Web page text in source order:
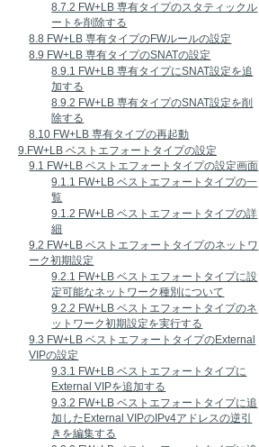
8.7.2 FW+LB 専有タイプのスタティックル
ートを削除する
8.8 FW+LB 専有タイプのFWルールの設定
8.9 FW+LB 専有タイプのSNATの設定
8.9.1 FW+LB 専有タイプにSNAT設定を追
加する
8.9.2 FW+LB 専有タイプのSNAT設定を削
除する
8.10 FW+LB 専有タイプの再起動
9.FW+LB ベストエフォートタイプの設定
9.1 FW+LB ベストエフォートタイプの設定画面
9.1.1 FW+LB ベストエフォートタイプの一
覧
9.1.2 FW+LB ベストエフォートタイプの詳
細
9.2 FW+LB ベストエフォートタイプのネットワ
ーク初期設定
9.2.1 FW+LB ベストエフォートタイプに設
定可能なネットワーク種別について
9.2.2 FW+LB ベストエフォートタイプのネ
ットワーク初期設定を実行する
9.3 FW+LB ベストエフォートタイプのExternal
VIPの設定
9.3.1 FW+LB ベストエフォートタイプに
External VIPを追加する
9.3.2 FW+LB ベストエフォートタイプに追
加したExternal VIPのIPv4アドレスの逆引
きを編集する